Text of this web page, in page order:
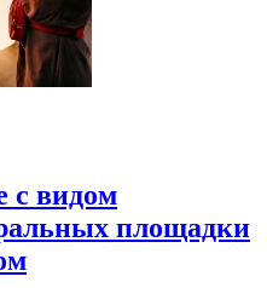
с видом
площадки